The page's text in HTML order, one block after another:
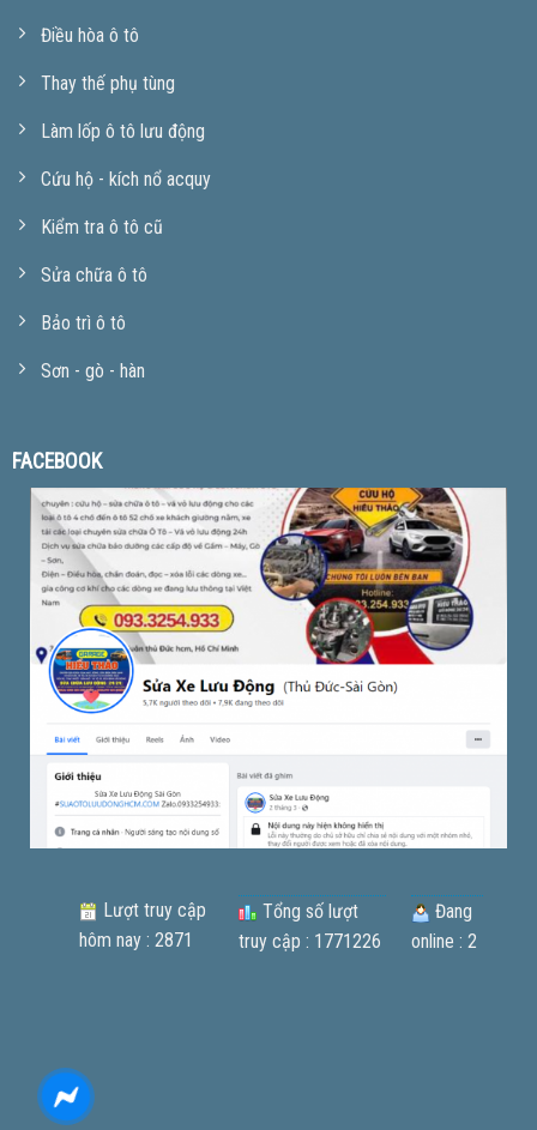
Điều hòa ô tô
Thay thế phụ tùng
Làm lốp ô tô lưu động
Cứu hộ - kích nổ acquy
Kiểm tra ô tô cũ
Sửa chữa ô tô
Bảo trì ô tô
Sơn - gò - hàn
FACEBOOK
Lượt truy cập
hôm nay : 2871
Tổng số lượt
truy cập : 1771226
Đang
online : 2